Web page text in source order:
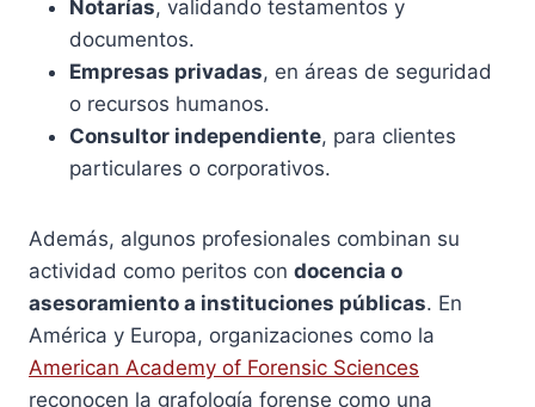
Notarías, validando testamentos y
documentos.
Empresas privadas, en áreas de seguridad
o recursos humanos.
Consultor independiente, para clientes
particulares o corporativos.
Además, algunos profesionales combinan su
actividad como peritos con docencia o
asesoramiento a instituciones públicas. En
América y Europa, organizaciones como la
American Academy of Forensic Sciences
reconocen la grafología forense como una